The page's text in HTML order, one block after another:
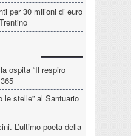
per 30 milioni di euro
ospita “Il respiro
le stelle” al Santuario
L’ultimo poeta della